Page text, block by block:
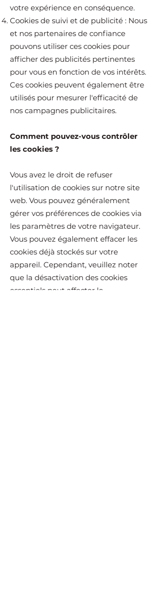
votre expérience en conséquence.
Cookies de suivi et de publicité : Nous
et nos partenaires de confiance
pouvons utiliser ces cookies pour
afficher des publicités pertinentes
pour vous en fonction de vos intérêts.
Ces cookies peuvent également être
utilisés pour mesurer l'efficacité de
nos campagnes publicitaires.
Comment pouvez-vous contrôler
les cookies ?
Vous avez le droit de refuser
l'utilisation de cookies sur notre site
web. Vous pouvez généralement
gérer vos préférences de cookies via
les paramètres de votre navigateur.
Vous pouvez également effacer les
cookies déjà stockés sur votre
appareil. Cependant, veuillez noter
que la désactivation des cookies
essentiels peut affecter le